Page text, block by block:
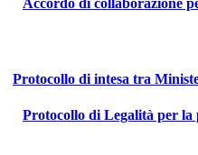
Protocollo di intesa tra
Protocollo di Legalità per la